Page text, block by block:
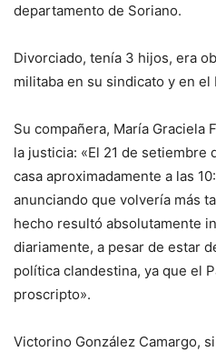
departamento de Soriano.
Divorciado, tenía 3 hijos, era
militaba en su sindicato y en
Su compañera, María Graciela
la justicia: «El 21 de setiembre
casa aproximadamente a las
anunciando que volvería más
hecho resultó absolutamente
diariamente, a pesar de estar
política clandestina, ya que el
proscripto».
Victorino González Camargo,